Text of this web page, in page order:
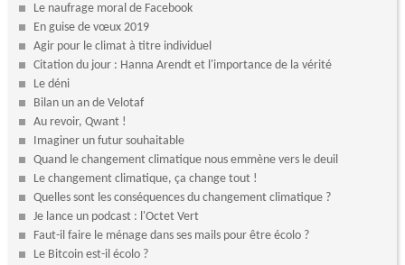
Le naufrage moral de Facebook
En guise de vœux 2019
Agir pour le climat à titre individuel
Citation du jour : Hanna Arendt et l'importance de la vérité
Le déni
Bilan un an de Velotaf
Au revoir, Qwant !
Imaginer un futur souhaitable
Quand le changement climatique nous emmène vers le deuil
Le changement climatique, ça change tout !
Quelles sont les conséquences du changement climatique ?
Je lance un podcast : l'Octet Vert
Faut-il faire le ménage dans ses mails pour être écolo ?
Le Bitcoin est-il écolo ?